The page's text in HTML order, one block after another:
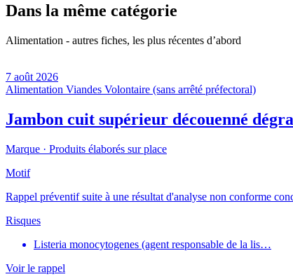
Dans la même catégorie
Alimentation - autres fiches, les plus récentes d’abord
7 août 2026
Alimentation Viandes Volontaire (sans arrêté préfectoral)
Jambon cuit supérieur découenné
Marque · Produits élaborés sur place
Motif
Rappel préventif suite à une résultat d'analyse non conforme
Risques
Listeria monocytogenes (agent responsable de la lis…
Voir le rappel